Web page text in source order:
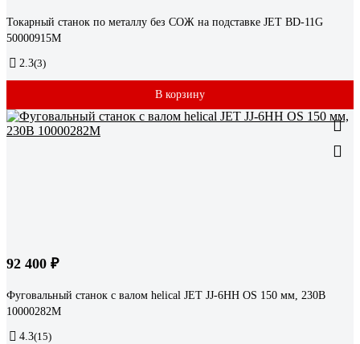
Токарный станок по металлу без СОЖ на подставке JET BD-11G
50000915M
2.3(3)
В корзину
92 400 ₽
Фуговальный станок с валом helical JET JJ-6HH OS 150 мм, 230В
10000282M
4.3(15)